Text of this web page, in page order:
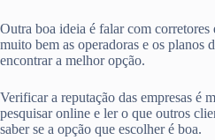
Outra boa ideia é falar com corretores
muito bem as operadoras e os planos
encontrar a melhor opção.
Verificar a reputação das empresas é
pesquisar online e ler o que outros
saber se a opção que escolher é boa.